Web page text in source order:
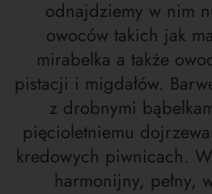
odnajdziemy w nim
owoców takich jak
mirabelka a także
pistacji i migdałów.
z drobnymi
pięcioletniemu
kredowych piwnicach.
harmonijny, pełny,